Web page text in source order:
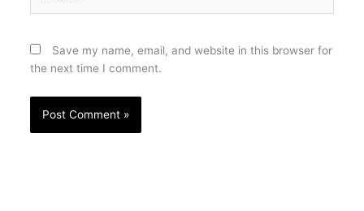
Save my name, email, and website in this browser for
the next time I comment.